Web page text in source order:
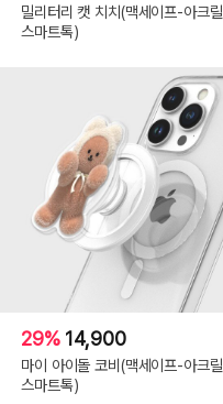
밀리터리 캣 치치(맥세이프-아크릴
스마트톡)
29% 14,900
마이 아이돌 코비(맥세이프-아크릴
스마트톡)